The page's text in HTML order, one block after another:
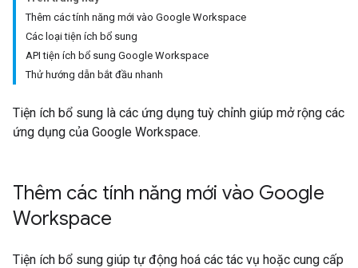
Thêm các tính năng mới vào Google Workspace
Các loại tiện ích bổ sung
API tiện ích bổ sung Google Workspace
Thử hướng dẫn bắt đầu nhanh
Tiện ích bổ sung là các ứng dụng tuỳ chỉnh giúp mở rộng các
ứng dụng của Google Workspace.
Thêm các tính năng mới vào Google
Workspace
Tiện ích bổ sung giúp tự động hoá các tác vụ hoặc cung cấp